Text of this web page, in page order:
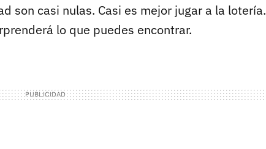
son casi nulas. Casi es mejor jugar a la lotería.
lo que puedes encontrar.